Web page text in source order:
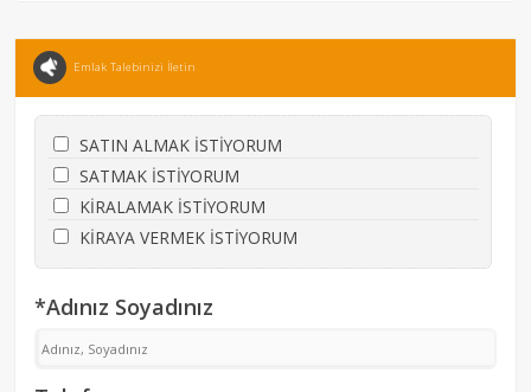
Emlak Talebinizi İletin
SATIN ALMAK İSTİYORUM
SATMAK İSTİYORUM
KİRALAMAK İSTİYORUM
KİRAYA VERMEK İSTİYORUM
*Adınız Soyadınız